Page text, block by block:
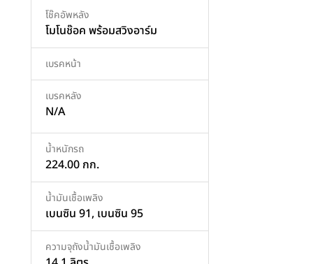
โช๊คอัพหลัง
โมโนช๊อค พร้อมสวิงอาร์ม
เบรคหน้า
เบรคหลัง
N/A
น้ำหนักรถ
224.00 กก.
น้ำมันเชื้อเพลิง
เบนซิน 91, เบนซิน 95
ความจุถังน้ำมันเชื้อเพลิง